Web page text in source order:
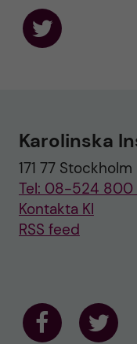
F
s
n
T
w
i
t
t
e
Karolinska
171 77 Stockholm
Tel: 08-524
Kontakta KI
RSS feed